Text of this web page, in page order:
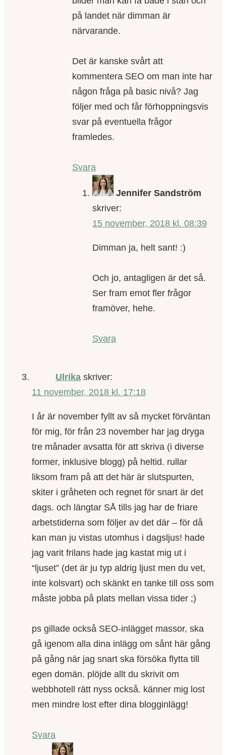
på landet när dimman är
närvarande.
Det är kanske svårt att
kommentera SEO om man inte har
någon fråga på basic nivå? Jag
följer med och får förhoppningsvis
svar på eventuella frågor
framledes.
Svara
Jennifer Sandström
skriver:
15 november, 2018 kl. 08:39
Dimman ja, helt sant! :)
Och jo, antagligen är det så.
Ser fram emot fler frågor
framöver, hehe.
Svara
Ulrika skriver:
11 november, 2018 kl. 17:18
I år är november fyllt av så mycket förväntan
för mig, för från 23 november har jag dryga
tre månader avsatta för att skriva (i diverse
former, inklusive blogg) på heltid. rullar
liksom fram på att det här är slutspurten,
skiter i gråheten och regnet för snart är det
dags. och längtar SÅ tills jag har de friare
arbetstiderna som följer av det där – för då
kan man ju vistas utomhus i dagsljus! hade
jag varit frilans hade jag kastat mig ut i
“ljuset” (det är ju typ aldrig ljust men du vet,
inte kolsvart) och skänkt en tanke till oss som
måste jobba på plats mellan vissa tider ;)
ps gillade också SEO-inlägget massor, ska
gå igenom alla dina inlägg om sånt här gång
på gång när jag snart ska försöka flytta till
egen domän. plöjde allt du skrivit om
webbhotell rätt nyss också. känner mig lost
men mindre lost efter dina blogginlägg!
Svara